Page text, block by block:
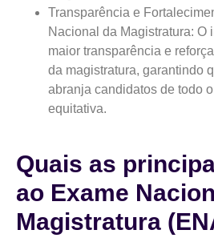
Transparência e
Nacional da Magistratura: O
maior transparência e
da magistratura, garantindo
abranja candidatos de todo
equitativa.
Quais as
ao Exame
Magistratura